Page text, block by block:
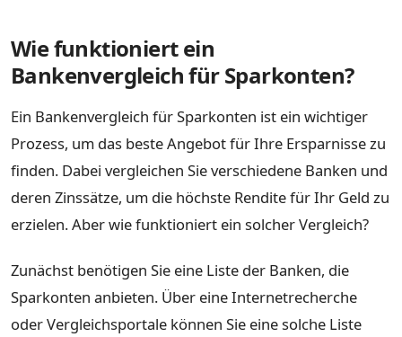
Wie funktioniert ein
Bankenvergleich für Sparkonten?
Ein Bankenvergleich für Sparkonten ist ein wichtiger
Prozess, um das beste Angebot für Ihre Ersparnisse zu
finden. Dabei vergleichen Sie verschiedene Banken und
deren Zinssätze, um die höchste Rendite für Ihr Geld zu
erzielen. Aber wie funktioniert ein solcher Vergleich?
Zunächst benötigen Sie eine Liste der Banken, die
Sparkonten anbieten. Über eine Internetrecherche
oder Vergleichsportale können Sie eine solche Liste